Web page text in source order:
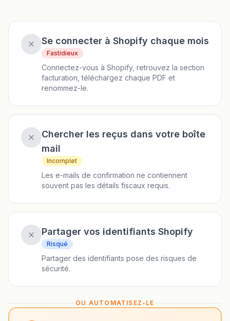
Se connecter à Shopify chaque mois
Fastidieux
Connectez-vous à Shopify, retrouvez la section
facturation, téléchargez chaque PDF et
renommez-le.
Chercher les reçus dans votre boîte
mail
Incomplet
Les e-mails de confirmation ne contiennent
souvent pas les détails fiscaux requis.
Partager vos identifiants Shopify
Risqué
Partager des identifiants pose des risques de
sécurité.
OU AUTOMATISEZ-LE